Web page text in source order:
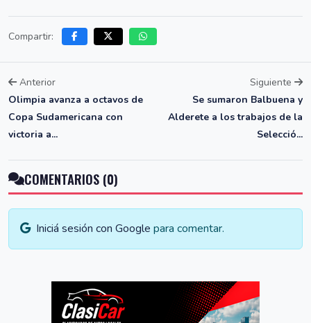
Compartir:
Anterior
Olimpia avanza a octavos de
Copa Sudamericana con
victoria a...
Siguiente
Se sumaron Balbuena y
Alderete a los trabajos de la
Selecció...
COMENTARIOS (0)
Iniciá sesión con Google para comentar.